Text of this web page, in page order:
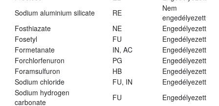
Sodium aluminium silicate
RE
Nem
engedélyezett
Fosthiazate
NE
Engedélyezett
Fosetyl
FU
Engedélyezett
Formetanate
IN, AC
Engedélyezett
Forchlorfenuron
PG
Engedélyezett
Foramsulfuron
HB
Engedélyezett
Sodium chloride
FU, IN
Engedélyezett
Sodium hydrogen
carbonate
FU
Engedélyezett